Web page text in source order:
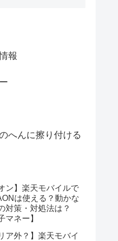
報
へんに擦り付ける
ン】楽天モバイルで
は使える？動かな
対策・対処法は？
マネー】
ア外？】楽天モバイ